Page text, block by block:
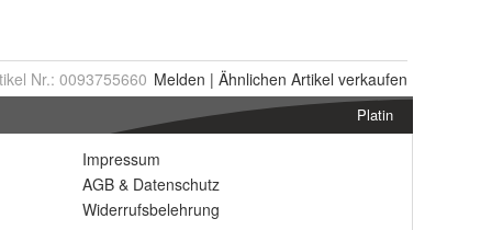
Nr.: 0093755660 Melden | Ähnlichen Artikel verkaufen
Platin
Impressum
AGB & Datenschutz
Widerrufsbelehrung